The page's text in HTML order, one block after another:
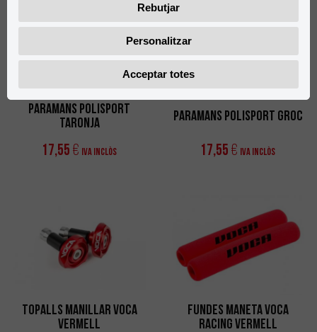
Paramans Polisport
Taronja
17,55 € IVA Inclòs
Paramans Polisport Groc
17,55 € IVA Inclòs
Topalls Manillar VOCA
Vermell
Fundes Maneta VOCA
Racing Vermell
Rebutjar
Personalitzar
Acceptar totes